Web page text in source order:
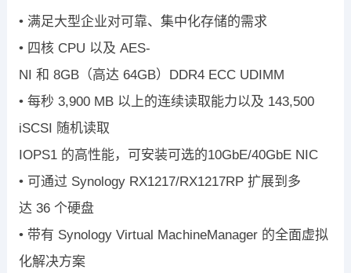
• 满足大型企业对可靠、集中化存储的需求
• 四核 CPU 以及 AES-
NI 和 8GB（高达 64GB） DDR4 ECC UDIMM
• 每秒 3,900 MB 以上的连续读取能力以及 143,500
iSCSI 随机读取
IOPS1 的高性能，可安装可选的10GbE/40GbE NIC
• 可通过 Synology RX1217/RX1217RP 扩展到多
达 36 个硬盘
• 带有 Synology Virtual MachineManager 的全面虚拟
化解决方案